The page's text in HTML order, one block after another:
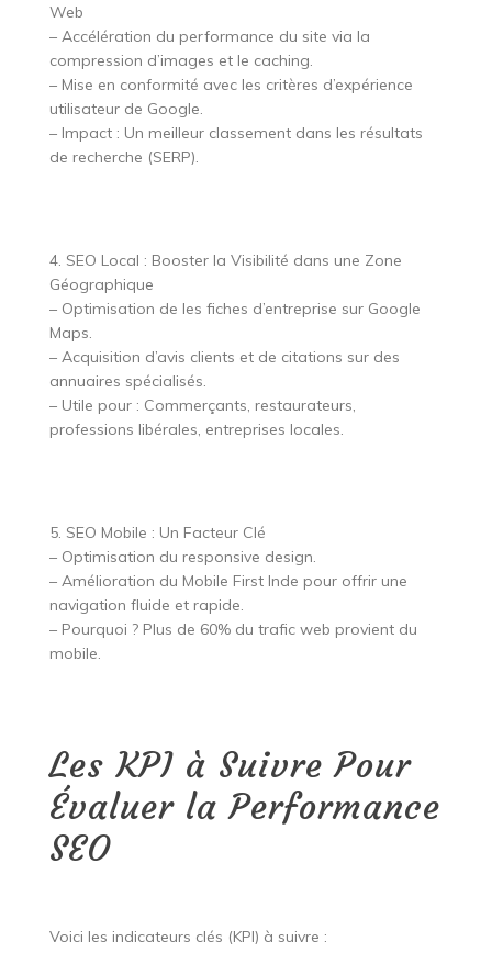
Web
– Accélération du performance du site via la
compression d’images et le caching.
– Mise en conformité avec les critères d’expérience
utilisateur de Google.
– Impact : Un meilleur classement dans les résultats
de recherche (SERP).
4. SEO Local : Booster la Visibilité dans une Zone
Géographique
– Optimisation de les fiches d’entreprise sur Google
Maps.
– Acquisition d’avis clients et de citations sur des
annuaires spécialisés.
– Utile pour : Commerçants, restaurateurs,
professions libérales, entreprises locales.
5. SEO Mobile : Un Facteur Clé
– Optimisation du responsive design.
– Amélioration du Mobile First Inde pour offrir une
navigation fluide et rapide.
– Pourquoi ? Plus de 60% du trafic web provient du
mobile.
Les KPI à Suivre Pour
Évaluer la Performance
SEO
Voici les indicateurs clés (KPI) à suivre :